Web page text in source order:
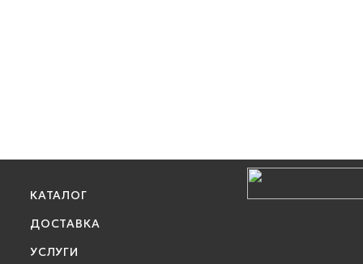
КАТАЛОГ
ДОСТАВКА
УСЛУГИ